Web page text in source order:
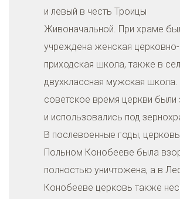
и левый в честь Троицы
Живоначальной. При храме
учреждена женская церковно-
приходская школа, также в
двухклассная мужская школа.
советское время церкви были
и использовались под
В послевоенные годы,
Польном Конобееве была
полностью уничтожена, а в
Конобееве церковь также